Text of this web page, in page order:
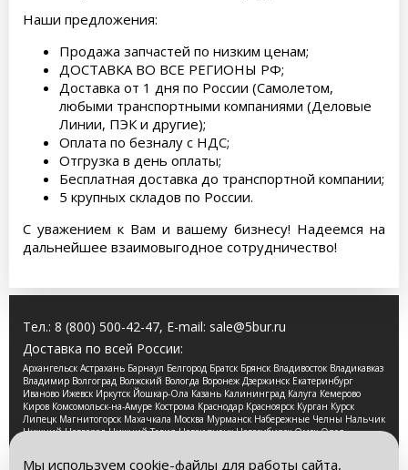
Наши предложения:
Продажа запчастей по низким ценам;
ДОСТАВКА ВО ВСЕ РЕГИОНЫ РФ;
Доставка от 1 дня по России (Самолетом,
любыми транспортными компаниями (Деловые
Линии, ПЭК и другие);
Оплата по безналу с НДС;
Отгрузка в день оплаты;
Бесплатная доставка до транспортной компании;
5 крупных складов по России.
С уважением к Вам и вашему бизнесу! Надеемся на
дальнейшее взаимовыгодное сотрудничество!
Тел.: 8 (800) 500-42-47, E-mail: sale@5bur.ru
Доставка по всей России:
Архангельск Астрахань Барнаул Белгород Братск Брянск Владивосток Владикавказ
Владимир Волгоград Волжский Вологда Воронеж Дзержинск Екатеринбург
Иваново Ижевск Иркутск Йошкар-Ола Казань Калининград Калуга Кемерово
Киров Комсомольск-на-Амуре Кострома Краснодар Красноярск Курган Курск
Липецк Магнитогорск Махачкала Москва Мурманск Набережные Челны Нальчик
Нижний Новгород Нижний Тагил Новокузнецк Новосибирск Омск Орел
Санкт-Петербург Саранск Саратов Смоленск Сочи Ставрополь Стерлитамак
Мы используем cookie-файлы для работы сайта,